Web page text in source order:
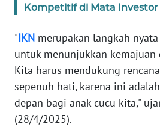
Kompetitif di Mata Investor
"IKN merupakan langkah
untuk menunjukkan kemajuan
Kita harus mendukung
sepenuh hati, karena ini
depan bagi anak cucu kita,"
(28/4/2025).
BANTEN
NTT
WN
KEPRI